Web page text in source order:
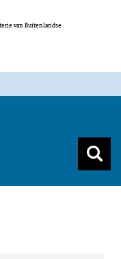
van Buitenlandse